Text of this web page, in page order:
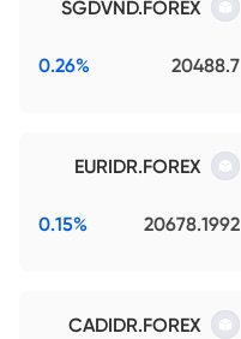
SGDVND.FOREX
20488.7
0.26%
EURIDR.FOREX
20678.1992
0.15%
CADIDR.FOREX